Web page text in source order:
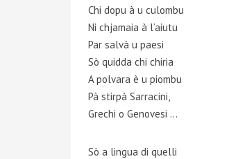
Chi dopu à u culombu
Ni chjamaia à l’aiutu
Par salvà u paesi
Sò quidda chi chiria
A polvara è u piombu
Pà stirpà Sarracini,
Grechi o Genovesi …
Sò a lingua di quelli